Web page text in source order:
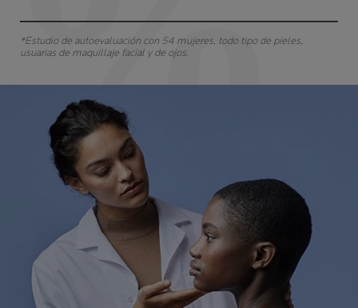
*Estudio de autoevaluación con 54 mujeres, todo tipo de pieles,
usuarias de maquillaje facial y de ojos.